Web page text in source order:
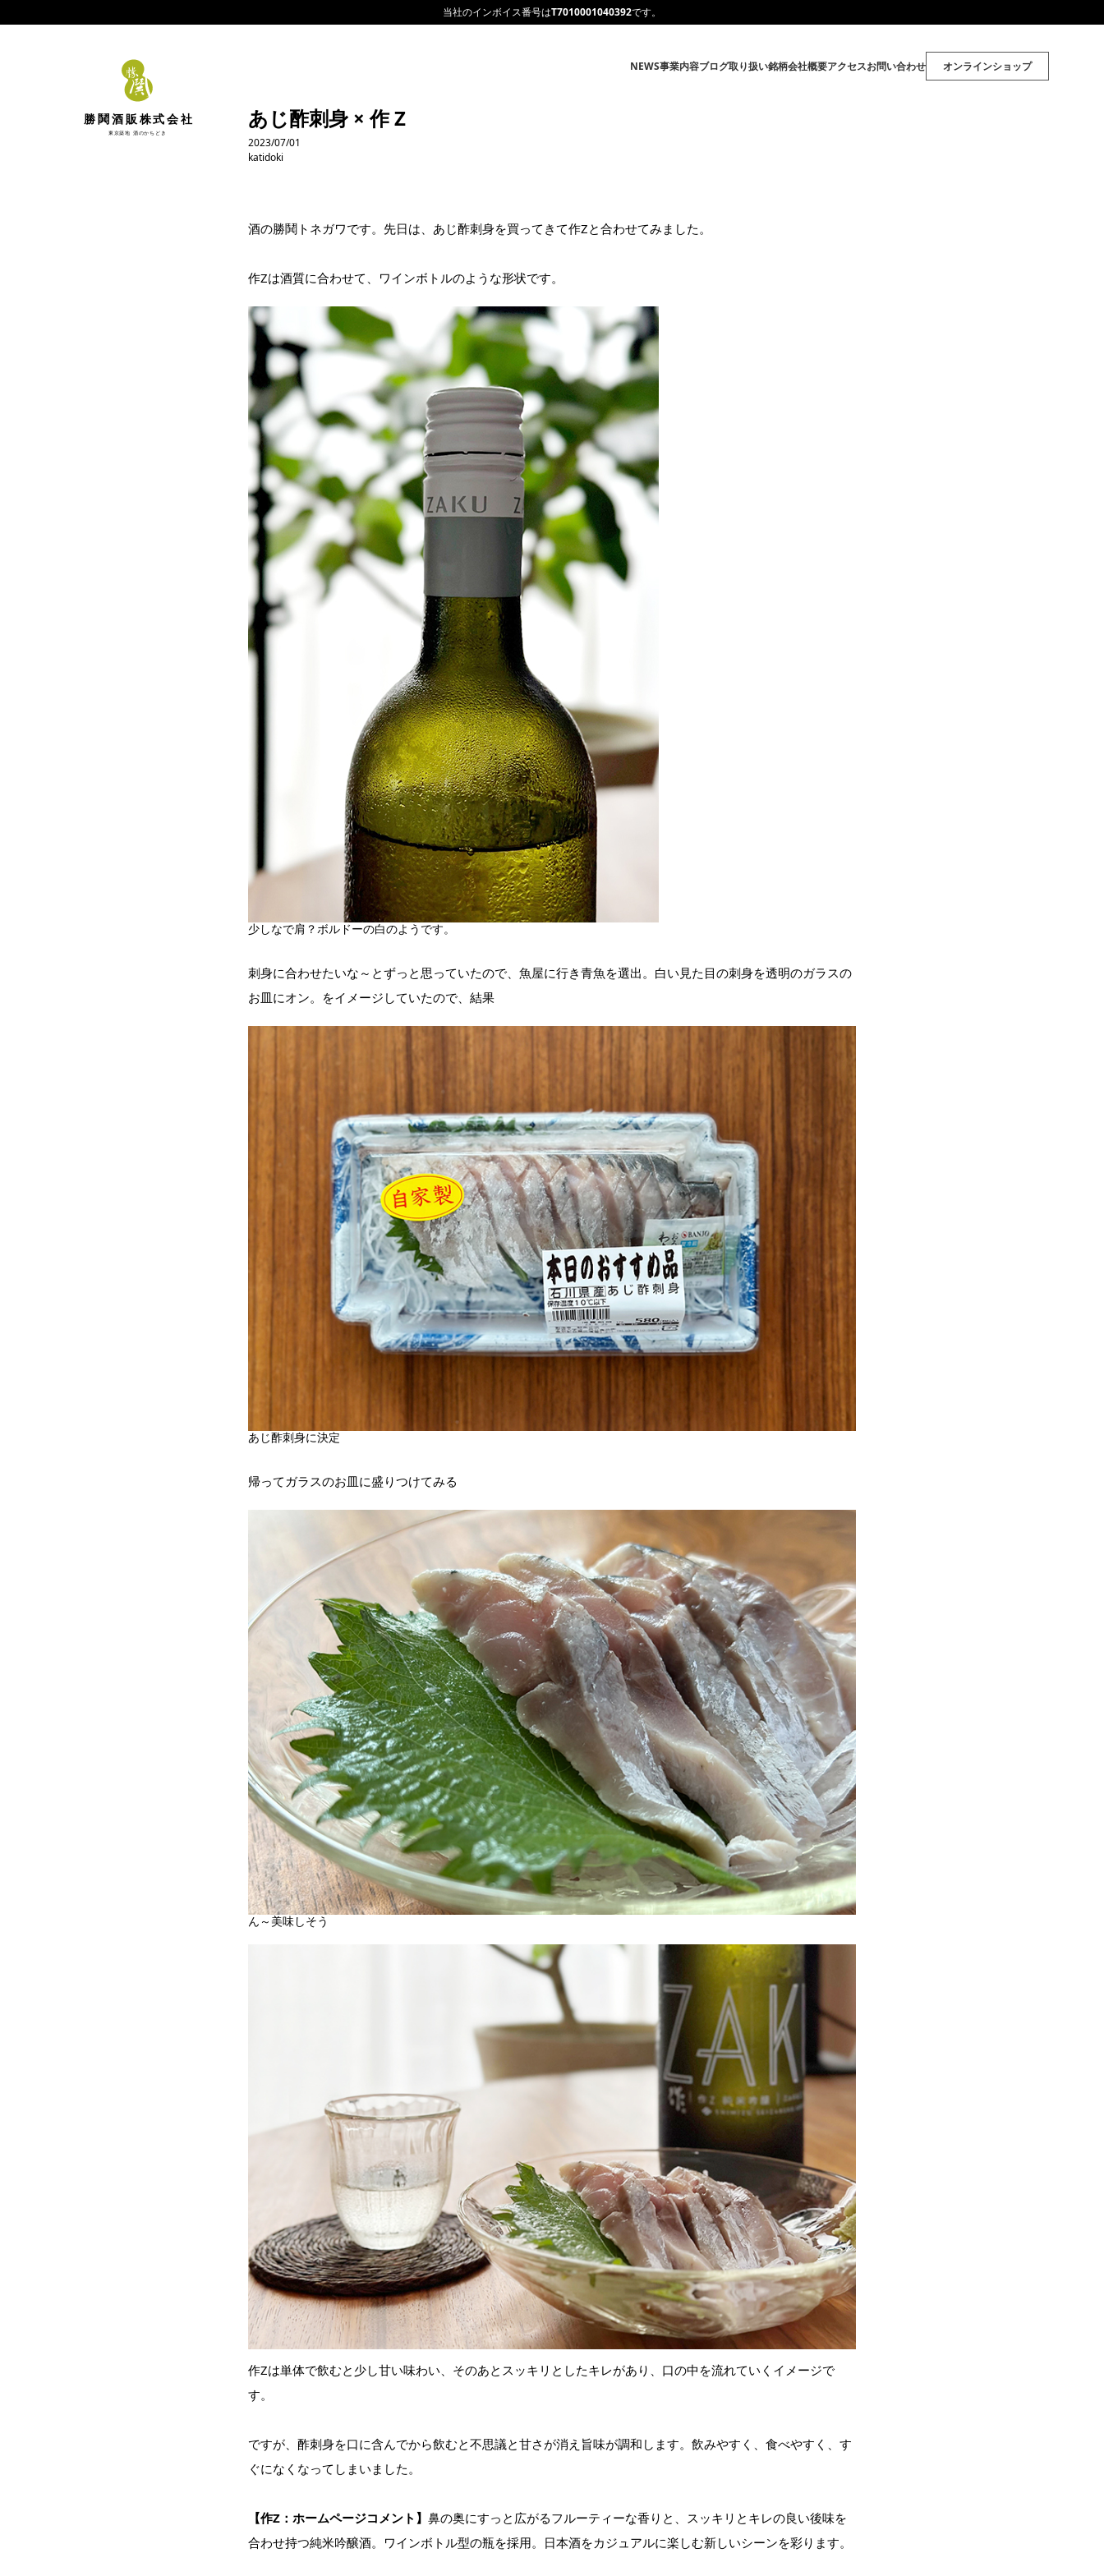
当社のインボイス番号はT7010001040392です。
勝鬨酒販株式会社
東京築地 酒のかちどき
NEWS事業内容ブログ取り扱い銘柄会社概要アクセスお問い合わせ オンラインショップ
あじ酢刺身 × 作 Z
2023/07/01
katidoki
酒の勝鬨トネガワです。先日は、あじ酢刺身を買ってきて作Zと合わせてみました。
作Zは酒質に合わせて、ワインボトルのような形状です。
少しなで肩？ボルドーの白のようです。
刺身に合わせたいな～とずっと思っていたので、魚屋に行き青魚を選出。白い見た目の刺身を透明のガラスの
お皿にオン。をイメージしていたので、結果
あじ酢刺身に決定
帰ってガラスのお皿に盛りつけてみる
ん～美味しそう
作Zは単体で飲むと少し甘い味わい、そのあとスッキリとしたキレがあり、口の中を流れていくイメージで
す。
ですが、酢刺身を口に含んでから飲むと不思議と甘さが消え旨味が調和します。飲みやすく、食べやすく、す
ぐになくなってしまいました。
【作Z：ホームページコメント】 鼻の奥にすっと広がるフルーティーな香りと、スッキリとキレの良い後味を
合わせ持つ純米吟醸酒。ワインボトル型の瓶を採用。日本酒をカジュアルに楽しむ新しいシーンを彩ります。